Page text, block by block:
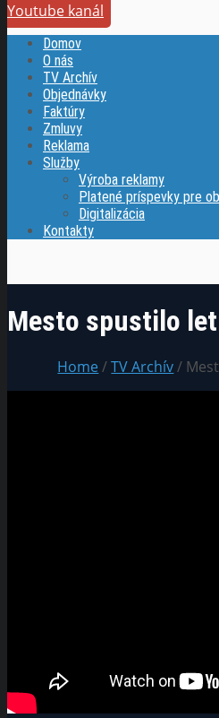
Youtube kanál
Domov
O nás
TV Archív
Objednávky
Faktúry
Zmluvy
Reklama
Služby
Výroba reklamy
Platené príspevky pre
Digitalizácia
Kontakty
Mesto spustilo
Home/TV Archív/